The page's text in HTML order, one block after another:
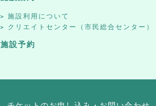
施設利用について
クリエイトセンター（市民総合センター）
施設予約